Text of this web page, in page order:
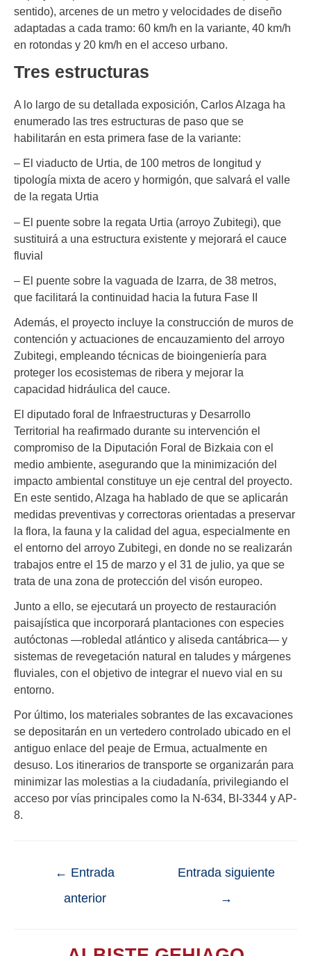
sentido), arcenes de un metro y velocidades de diseño
adaptadas a cada tramo: 60 km/h en la variante, 40 km/h
en rotondas y 20 km/h en el acceso urbano.
Tres estructuras
A lo largo de su detallada exposición, Carlos Alzaga ha
enumerado las tres estructuras de paso que se
habilitarán en esta primera fase de la variante:
– El viaducto de Urtia, de 100 metros de longitud y
tipología mixta de acero y hormigón, que salvará el valle
de la regata Urtia
– El puente sobre la regata Urtia (arroyo Zubitegi), que
sustituirá a una estructura existente y mejorará el cauce
fluvial
– El puente sobre la vaguada de Izarra, de 38 metros,
que facilitará la continuidad hacia la futura Fase II
Además, el proyecto incluye la construcción de muros de
contención y actuaciones de encauzamiento del arroyo
Zubitegi, empleando técnicas de bioingeniería para
proteger los ecosistemas de ribera y mejorar la
capacidad hidráulica del cauce.
El diputado foral de Infraestructuras y Desarrollo
Territorial ha reafirmado durante su intervención el
compromiso de la Diputación Foral de Bizkaia con el
medio ambiente, asegurando que la minimización del
impacto ambiental constituye un eje central del proyecto.
En este sentido, Alzaga ha hablado de que se aplicarán
medidas preventivas y correctoras orientadas a preservar
la flora, la fauna y la calidad del agua, especialmente en
el entorno del arroyo Zubitegi, en donde no se realizarán
trabajos entre el 15 de marzo y el 31 de julio, ya que se
trata de una zona de protección del visón europeo.
Junto a ello, se ejecutará un proyecto de restauración
paisajística que incorporará plantaciones con especies
autóctonas —robledal atlántico y aliseda cantábrica— y
sistemas de revegetación natural en taludes y márgenes
fluviales, con el objetivo de integrar el nuevo vial en su
entorno.
Por último, los materiales sobrantes de las excavaciones
se depositarán en un vertedero controlado ubicado en el
antiguo enlace del peaje de Ermua, actualmente en
desuso. Los itinerarios de transporte se organizarán para
minimizar las molestias a la ciudadanía, privilegiando el
acceso por vías principales como la N-634, BI-3344 y AP-
8.
← Entrada
anterior
Entrada siguiente
→